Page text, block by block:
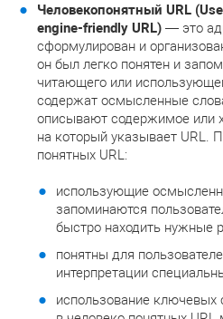
Человекопонятный URL
engine-friendly URL) — это
сформулирован и
он был легко понятен и
читающего или
содержат осмысленные
описывают содержимое или
на который указывает URL.
понятных URL:
использующие
запоминаются
быстро находить нужные
понятны для
интерпретации
использование ключевых